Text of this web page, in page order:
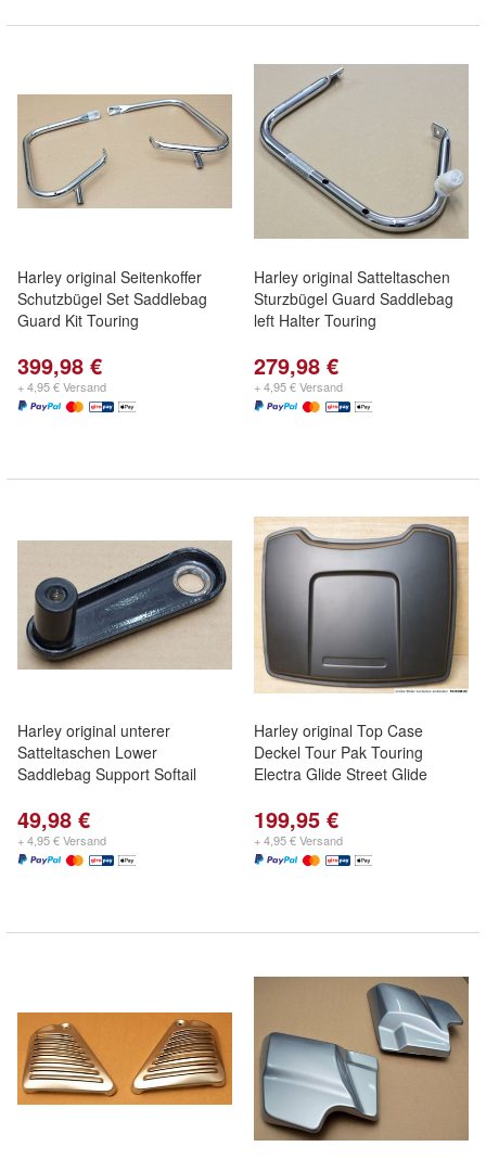
Harley original Seitenkoffer
Schutzbügel Set Saddlebag
Guard Kit Touring
399,98 €
+ 4,95 € Versand
Harley original Satteltaschen
Sturzbügel Guard Saddlebag
left Halter Touring
279,98 €
+ 4,95 € Versand
Harley original unterer
Satteltaschen Lower
Saddlebag Support Softail
49,98 €
+ 4,95 € Versand
Harley original Top Case
Deckel Tour Pak Touring
Electra Glide Street Glide
199,95 €
+ 4,95 € Versand